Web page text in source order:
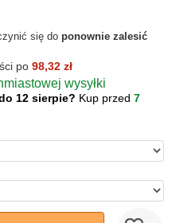
się do ponownie zalesić
po 98,32 zł
wysyłki
12 sierpie? Kup przed 7